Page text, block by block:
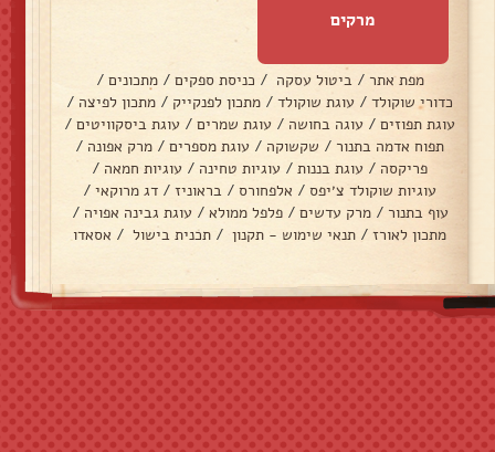
מרקים
מפת אתר / ביטול עסקה / כניסת ספקים / מתכונים /
כדורי שוקולד / עוגת שוקולד / מתכון לפנקייק / מתכון לפיצה /
עוגת תפוזים / עוגה בחושה / עוגת שמרים / עוגת ביסקוויטים /
תפוח אדמה בתנור / שקשוקה / עוגת מספרים / מרק אפונה /
פריקסה / עוגת בננות / עוגיות טחינה / עוגיות חמאה /
עוגיות שוקולד צ׳יפס / אלפחורס / בראוניז / דג מרוקאי /
עוף בתנור / מרק עדשים / פלפל ממולא / עוגת גבינה אפויה /
מתכון לאורז / תנאי שימוש - תקנון / תכנית בישול / אסאדו